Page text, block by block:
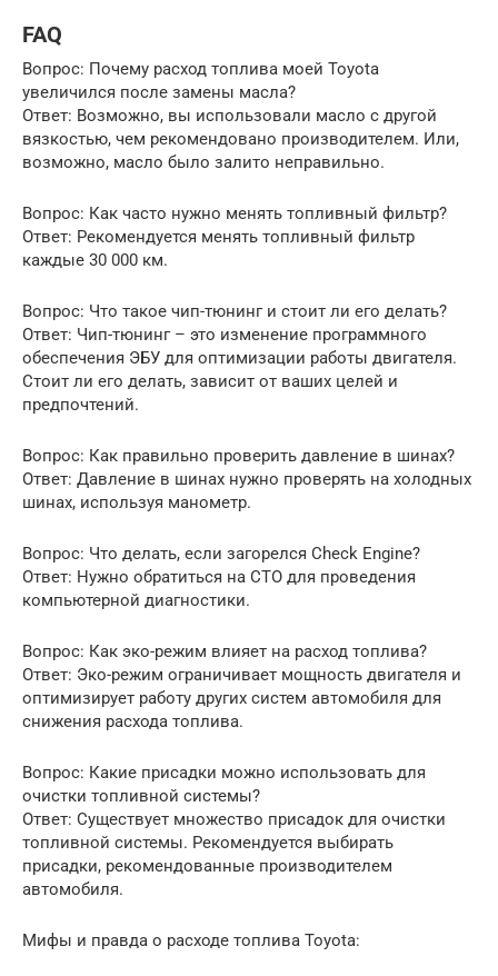
FAQ
Вопрос: Почему расход топлива моей Toyota
увеличился после замены масла?
Ответ: Возможно, вы использовали масло с другой
вязкостью, чем рекомендовано производителем. Или,
возможно, масло было залито неправильно.
Вопрос: Как часто нужно менять топливный фильтр?
Ответ: Рекомендуется менять топливный фильтр
каждые 30 000 км.
Вопрос: Что такое чип-тюнинг и стоит ли его делать?
Ответ: Чип-тюнинг – это изменение программного
обеспечения ЭБУ для оптимизации работы двигателя.
Стоит ли его делать, зависит от ваших целей и
предпочтений.
Вопрос: Как правильно проверить давление в шинах?
Ответ: Давление в шинах нужно проверять на холодных
шинах, используя манометр.
Вопрос: Что делать, если загорелся Check Engine?
Ответ: Нужно обратиться на СТО для проведения
компьютерной диагностики.
Вопрос: Как эко-режим влияет на расход топлива?
Ответ: Эко-режим ограничивает мощность двигателя и
оптимизирует работу других систем автомобиля для
снижения расхода топлива.
Вопрос: Какие присадки можно использовать для
очистки топливной системы?
Ответ: Существует множество присадок для очистки
топливной системы. Рекомендуется выбирать
присадки, рекомендованные производителем
автомобиля.
Мифы и правда о расходе топлива Toyota: